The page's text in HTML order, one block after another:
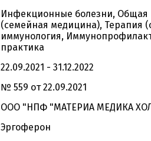
Инфекционные болезни, Общая
(семейная медицина), Терапия
иммунология,
практика
22.09.2021 - 31.12.2022
№ 559 от 22.09.2021
ООО "НПФ "МАТЕРИА МЕДИКА
Эргоферон